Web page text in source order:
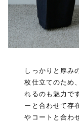
しっかりと厚み
枚仕立てのため
れるのも魅力で
ーと合わせて存
やコートと合わ